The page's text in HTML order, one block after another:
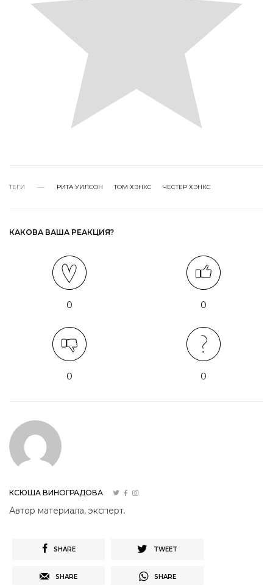
ТЕГИ РИТА УИЛСОН ТОМ ХЭНКС ЧЕСТЕР ХЭНКС
КАКОВА ВАША РЕАКЦИЯ?
0 0
0 0
КСЮША ВИНОГРАДОВА
Автор материала, эксперт.
SHARE TWEET
SHARE SHARE